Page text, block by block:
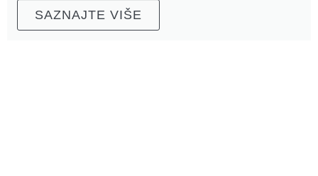
SAZNAJTE VIŠE